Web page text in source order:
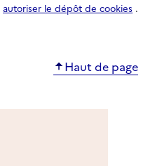
autoriser le dépôt de cookies .
Haut de page